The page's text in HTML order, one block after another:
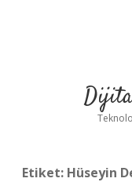
Etiket: Hüseyin